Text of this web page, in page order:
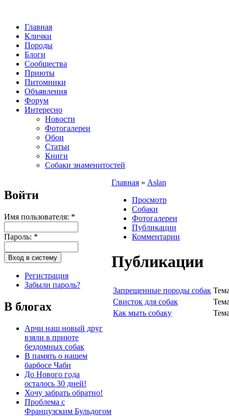
Главная
Клички
Породы
Блоги
Сообщества
Приюты
Питомники
Объявления
Форум
Интересно
Новости
Фотогалереи
Обои
Статьи
Книги
Собаки знаменитостей
Войти
Имя пользователя: *
Пароль: *
Регистрация
Забыли пароль?
В блогах
Арчи наш новый друг
взяли в приюте
бездомных собак
В память о нашем
барбосе Чаби
До Нового года
осталось 30 дней!
Хочу забрать обратно!
Проблема с
Французским Бульдогом
Главная » Aslan
Просмотр
Собаки
Фотогалереи
Публикации
Комментарии
Публикации
Запрещенные породы собак
Свисток для собак
Как мыть собаку